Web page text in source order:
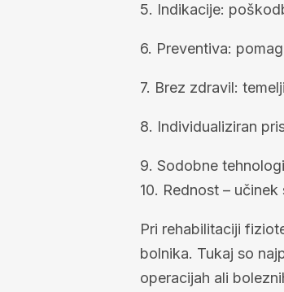
5. Indikacije:
6. Preventiva:
7. Brez zdravil:
8. Individualiziran
9. Sodobne
10. Rednost –
Pri rehabilitaciji
bolnika. Tukaj so
operacijah ali